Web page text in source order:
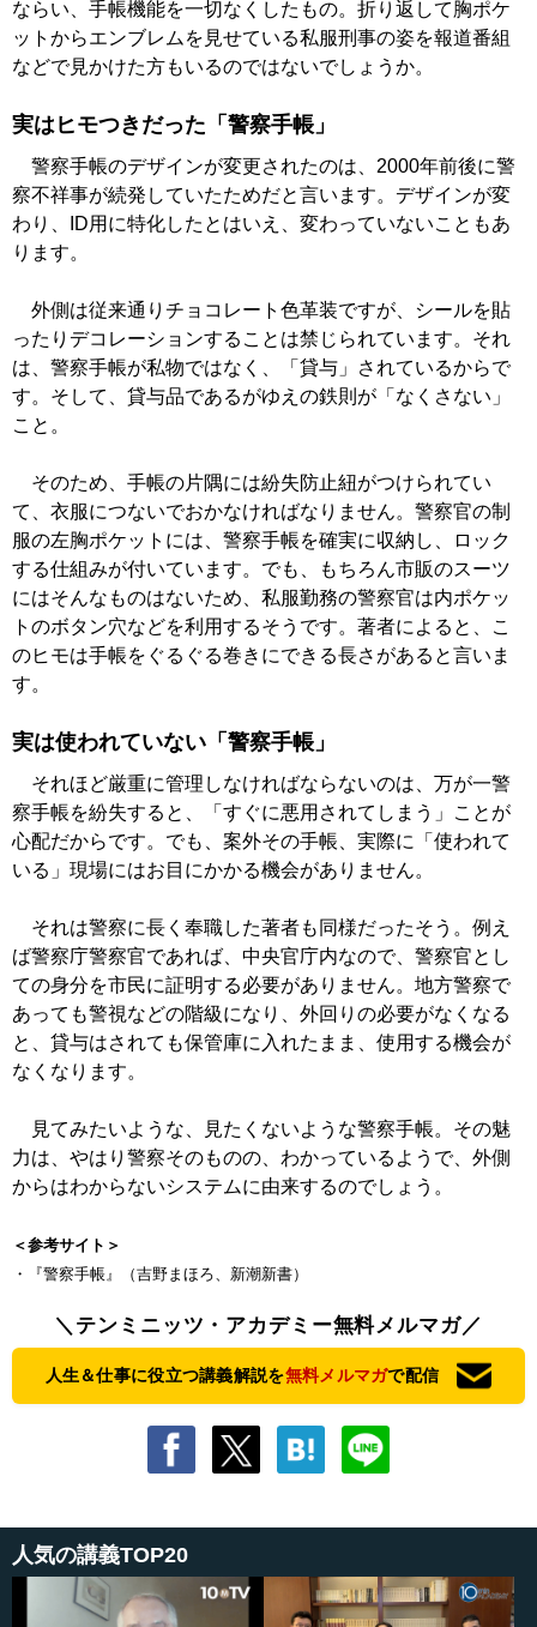
ならい、手帳機能を一切なくしたもの。折り返して胸ポケ
ットからエンブレムを見せている私服刑事の姿を報道番組
などで見かけた方もいるのではないでしょうか。
実はヒモつきだった「警察手帳」
警察手帳のデザインが変更されたのは、2000年前後に警
察不祥事が続発していたためだと言います。デザインが変
わり、ID用に特化したとはいえ、変わっていないこともあ
ります。
外側は従来通りチョコレート色革装ですが、シールを貼
ったりデコレーションすることは禁じられています。それ
は、警察手帳が私物ではなく、「貸与」されているからで
す。そして、貸与品であるがゆえの鉄則が「なくさない」
こと。
そのため、手帳の片隅には紛失防止紐がつけられてい
て、衣服につないでおかなければなりません。警察官の制
服の左胸ポケットには、警察手帳を確実に収納し、ロック
する仕組みが付いています。でも、もちろん市販のスーツ
にはそんなものはないため、私服勤務の警察官は内ポケッ
トのボタン穴などを利用するそうです。著者によると、こ
のヒモは手帳をぐるぐる巻きにできる長さがあると言いま
す。
実は使われていない「警察手帳」
それほど厳重に管理しなければならないのは、万が一警
察手帳を紛失すると、「すぐに悪用されてしまう」ことが
心配だからです。でも、案外その手帳、実際に「使われて
いる」現場にはお目にかかる機会がありません。
それは警察に長く奉職した著者も同様だったそう。例え
ば警察庁警察官であれば、中央官庁内なので、警察官とし
ての身分を市民に証明する必要がありません。地方警察で
あっても警視などの階級になり、外回りの必要がなくなる
と、貸与はされても保管庫に入れたまま、使用する機会が
なくなります。
見てみたいような、見たくないような警察手帳。その魅
力は、やはり警察そのものの、わかっているようで、外側
からはわからないシステムに由来するのでしょう。
＜参考サイト＞
・『警察手帳』（吉野まほろ、新潮新書）
＼テンミニッツ・アカデミー無料メルマガ／
人生＆仕事に役立つ講義解説を無料メルマガで配信
人気の講義TOP20